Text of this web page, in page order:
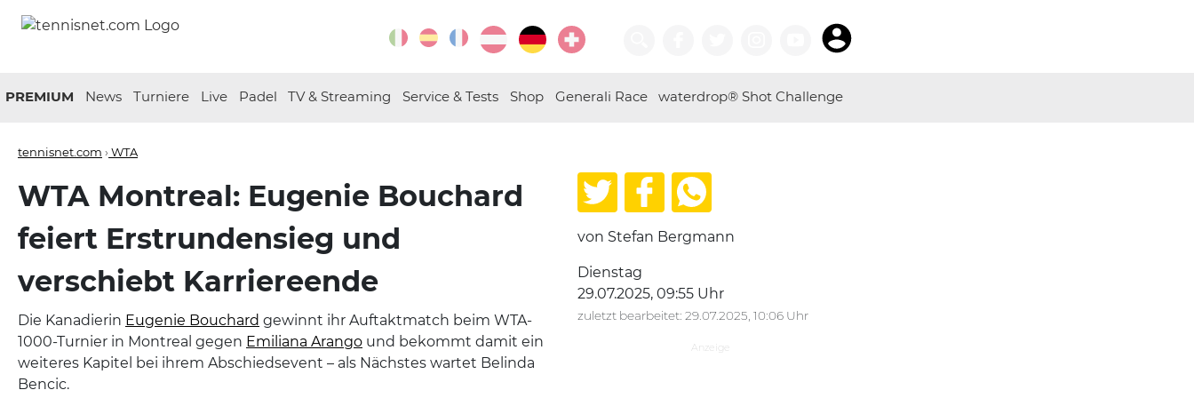
PREMIUM News Turniere Live Padel TV & Streaming Service & Tests Shop Generali Race waterdrop® Shot Challenge
tennisnet.com › WTA
WTA Montreal: Eugenie Bouchard
feiert Erstrundensieg und
verschiebt Karriereende
Die Kanadierin Eugenie Bouchard gewinnt ihr Auftaktmatch beim WTA-
1000-Turnier in Montreal gegen Emiliana Arango und bekommt damit ein
weiteres Kapitel bei ihrem Abschiedsevent – als Nächstes wartet Belinda
Bencic.
von Stefan Bergmann
Dienstag
29.07.2025, 09:55 Uhr
zuletzt bearbeitet: 29.07.2025, 10:06 Uhr